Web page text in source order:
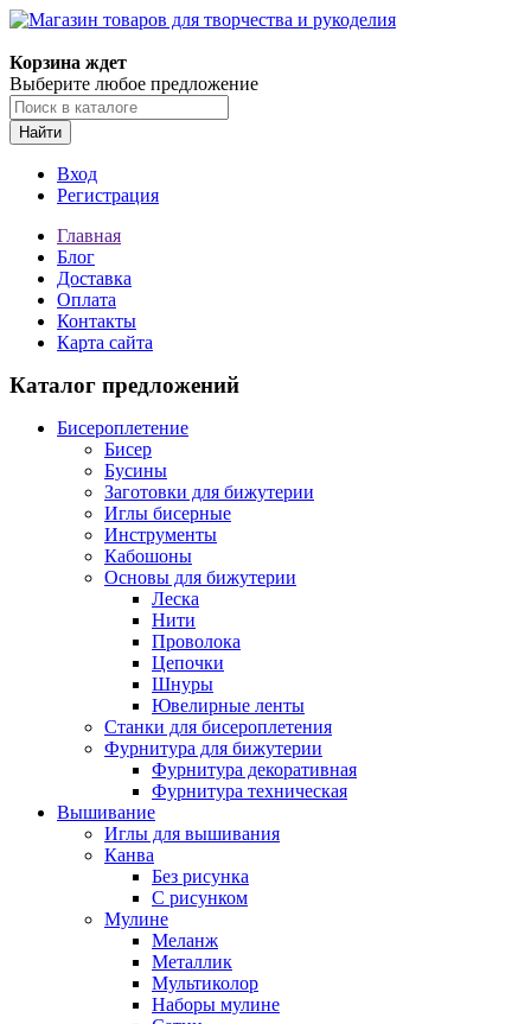
Корзина ждет
Выберите любое предложение
Найти
Вход
Регистрация
Главная
Блог
Доставка
Оплата
Контакты
Карта сайта
Каталог предложений
Бисероплетение
Бисер
Бусины
Заготовки для бижутерии
Иглы бисерные
Инструменты
Кабошоны
Основы для бижутерии
Леска
Нити
Проволока
Цепочки
Шнуры
Ювелирные ленты
Станки для бисероплетения
Фурнитура для бижутерии
Фурнитура декоративная
Фурнитура техническая
Вышивание
Иглы для вышивания
Канва
Без рисунка
С рисунком
Мулине
Меланж
Металлик
Мультиколор
Наборы мулине